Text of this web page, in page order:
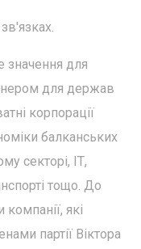
значення для
для держав
корпорації
балканських
секторі, ІТ,
тощо. До
які
партії Віктора